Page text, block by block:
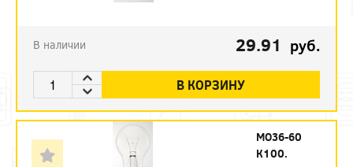
В наличии 29.91 руб.
В КОРЗИНУ
МО36-60
К100.